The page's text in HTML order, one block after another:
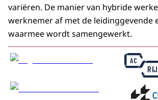
variëren. De manier van hybride
werknemer af met de leidinggevende
waarmee wordt samengewerkt.